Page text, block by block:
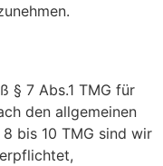
§ 7 Abs.1 TMG für
den allgemeinen
bis 10 TMG sind wir